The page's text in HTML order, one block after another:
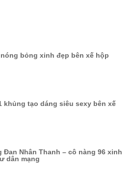
bỏng xinh đẹp bên xế hộp
khủng tạo dáng siêu sexy bên xế
Đan Nhân Thanh – cô nàng 96 xinh
dân mạng